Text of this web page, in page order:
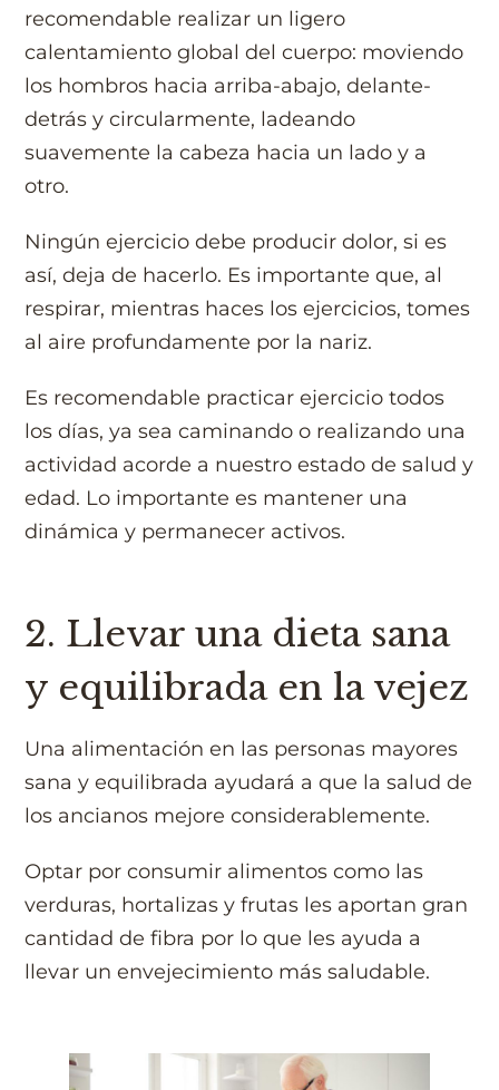
recomendable realizar un ligero
calentamiento global del cuerpo: moviendo
los hombros hacia arriba-abajo, delante-
detrás y circularmente, ladeando
suavemente la cabeza hacia un lado y a
otro.
Ningún ejercicio debe producir dolor, si es
así, deja de hacerlo. Es importante que, al
respirar, mientras haces los ejercicios, tomes
al aire profundamente por la nariz.
Es recomendable practicar ejercicio todos
los días, ya sea caminando o realizando una
actividad acorde a nuestro estado de salud y
edad. Lo importante es mantener una
dinámica y permanecer activos.
2. Llevar una dieta sana
y equilibrada en la vejez
Una alimentación en las personas mayores
sana y equilibrada ayudará a que la salud de
los ancianos mejore considerablemente.
Optar por consumir alimentos como las
verduras, hortalizas y frutas les aportan gran
cantidad de fibra por lo que les ayuda a
llevar un envejecimiento más saludable.